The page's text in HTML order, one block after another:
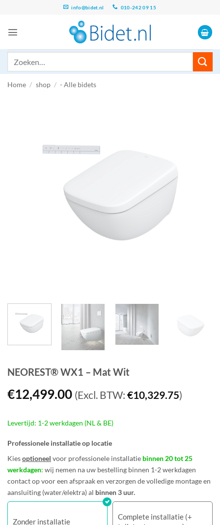
inhoud
info@bidet.nl 010-242 09 15
Home / shop / - Alle bidets
NEOREST® WX1 – Mat Wit
€12,499.00 (Excl. BTW: €10,329.75)
Levertijd: 1-2 werkdagen (NL & BE)
Professionele installatie op locatie
Kiesoptioneel voor professionele installatie binnen 20 tot 25
werkdagen: wij nemen na uw bestelling binnen 1-2 werkdagen
contact op voor een afspraak en verzorgen de volledige montage en
aansluiting (water/elektra) al binnen 3 uur.
Zonder installatie
Complete installatie (+